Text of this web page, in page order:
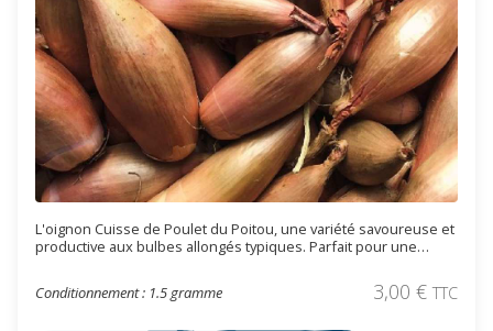
L'oignon Cuisse de Poulet du Poitou, une variété savoureuse et
productive aux bulbes allongés typiques. Parfait pour une
Conditionnement : 1.5 gramme 3,00 € TTC